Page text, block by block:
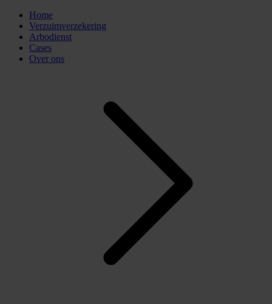
Home
Verzuimverzekering
Arbodienst
Cases
Over ons